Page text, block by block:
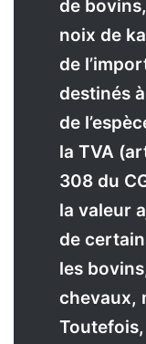
de
noix de
de
destinés
de
la TVA
308 du
la valeur
de
les
chevaux,